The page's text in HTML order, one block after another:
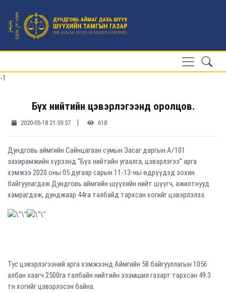
-1
Бүх нийтийн цэвэрлэгээнд оролцов.
2020-05-18 21:59:37 | 618
Дундговь аймгийн Сайнцагаан сумын Засаг даргын А/101
захирамжийн хүрээнд ‘’Бүх нийтийн угаалга, цэвэрлэгээ’’ арга
хэмжээ 2020 оны 05 дугаар сарын 11-13-ны өдрүүдэд зохин
байгуулагдаж Дундговь аймгийн шүүхийн нийт шүүгч, ажилтнууд
хамрагдаж, дунджаар 44га талбайд тархсан хогийг цэвэрлэлээ.
Тус цэвэрлэгээний арга хэмжээнд Аймгийн 58 байгууллагын 1056
албан хаагч 2500га талбайн нийтийн эзэмшил газарт тархсан 49.3
тн хогийг цэвэрлэсэн байна.